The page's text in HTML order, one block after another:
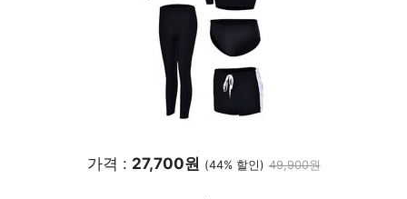
가격 : 27,700원 (44% 할인) 49,900원